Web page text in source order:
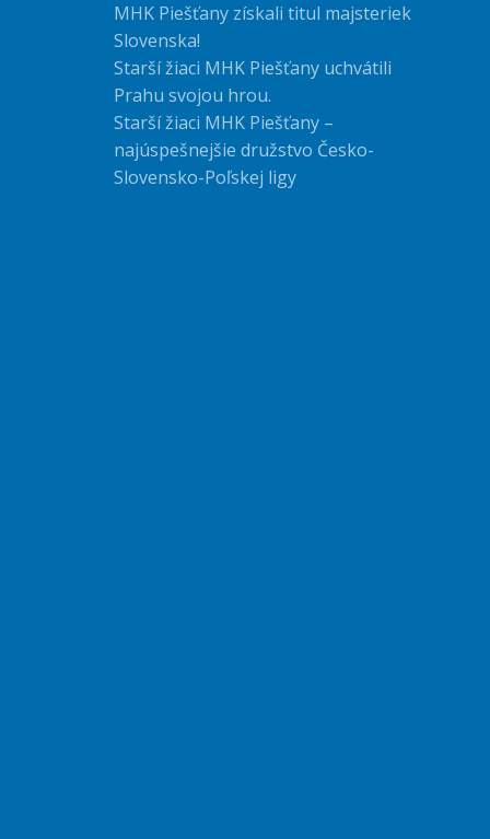
MHK Piešťany získali titul majsteriek
Slovenska!
Starší žiaci MHK Piešťany uchvátili
Prahu svojou hrou.
Starší žiaci MHK Piešťany –
najúspešnejšie družstvo Česko-
Slovensko-Poľskej ligy